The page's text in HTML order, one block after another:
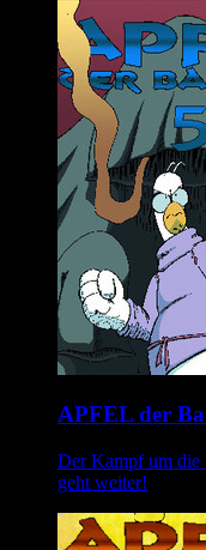
APFEL der
Der Kampf um die
geht weiter!